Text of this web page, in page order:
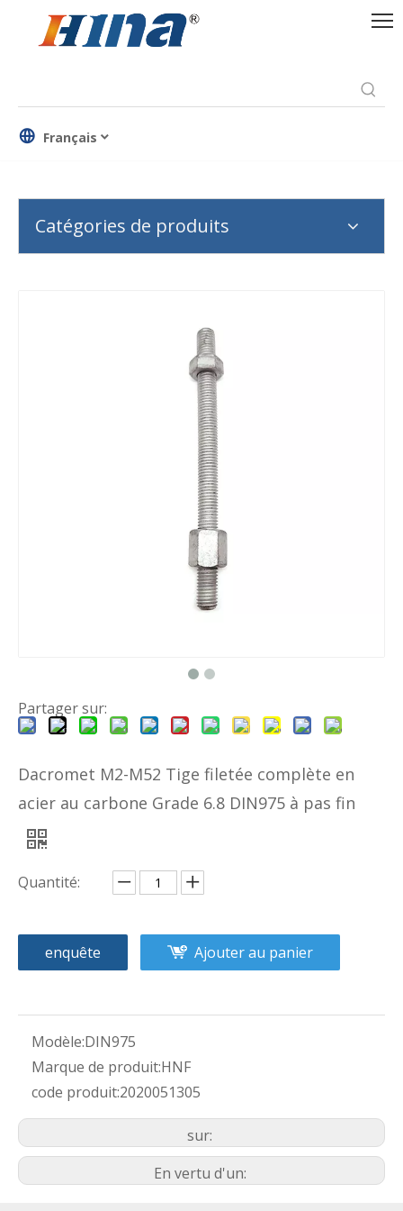
Français
Catégories de produits
Partager sur:
Dacromet M2-M52 Tige filetée complète en
acier au carbone Grade 6.8 DIN975 à pas fin
Quantité:
enquête Ajouter au panier
Modèle:DIN975
Marque de produit:HNF
code produit:2020051305
sur:
En vertu d'un: